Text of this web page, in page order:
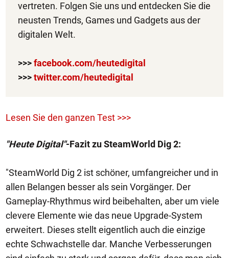
vertreten. Folgen Sie uns und entdecken Sie die
neusten Trends, Games und Gadgets aus der
digitalen Welt.
>>>facebook.com/heutedigital
>>>twitter.com/heutedigital
Lesen Sie den ganzen Test >>>
"Heute Digital"-Fazit zu SteamWorld Dig 2:
"SteamWorld Dig 2 ist schöner, umfangreicher und in
allen Belangen besser als sein Vorgänger. Der
Gameplay-Rhythmus wird beibehalten, aber um viele
clevere Elemente wie das neue Upgrade-System
erweitert. Dieses stellt eigentlich auch die einzige
echte Schwachstelle dar. Manche Verbesserungen